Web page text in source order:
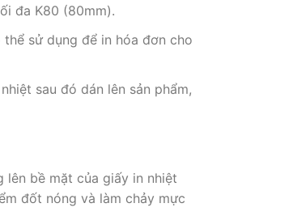
đa K80 (80mm).
sử dụng để in hóa đơn cho
sau đó dán lên sản phẩm,
lên bề mặt của giấy in nhiệt
đốt nóng và làm chảy mực